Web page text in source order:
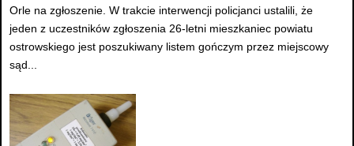
Orle na zgłoszenie. W trakcie interwencji policjanci ustalili, że
jeden z uczestników zgłoszenia 26-letni mieszkaniec powiatu
ostrowskiego jest poszukiwany listem gończym przez miejscowy
sąd...